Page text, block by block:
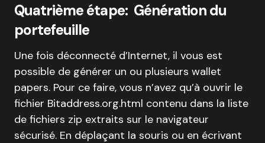
Quatrième étape: Génération du
portefeuille
Une fois déconnecté d’Internet, il vous est
possible de générer un ou plusieurs wallet
papers. Pour ce faire, vous n’avez qu’à ouvrir le
fichier Bitaddress.org.html contenu dans la liste
de fichiers zip extraits sur le navigateur
sécurisé. En déplaçant la souris ou en écrivant